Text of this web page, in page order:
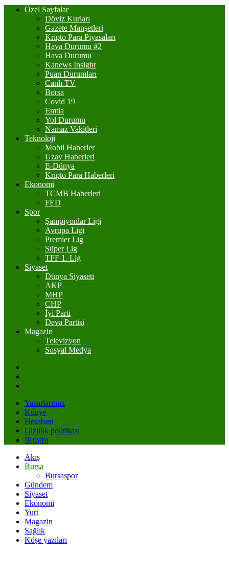
Özel Sayfalar
Döviz Kurları
Gazete Manşetleri
Kripto Para Piyasaları
Hava Durumu #2
Hava Durumu
Kanews Insight
Puan Durumları
Canlı TV
Borsa
Covid 19
Emtia
Yol Durumu
Namaz Vakitleri
Teknoloji
Mobil Haberler
Uzay Haberleri
E-Dünya
Kripto Para Haberleri
Ekonomi
TCMB Haberleri
FED
Spor
Şampiyonlar Ligi
Avrupa Ligi
Premier Lig
Süper Lig
TFF 1. Lig
Siyaset
Dünya Siyaseti
AKP
MHP
CHP
İyi Parti
Deva Partisi
Magazin
Televizyon
Sosyal Medya
Yazarlarımız
Künye
Hesabım
Gizlilik politikası
İletişim
Akış
Bursa
Bursaspor
Gündem
Siyaset
Ekonomi
Yurt
Magazin
Sağlık
Köşe yazıları